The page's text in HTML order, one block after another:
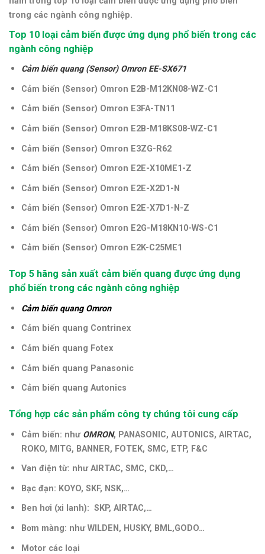
trong các ngành công nghiệp.
Top 10 loại cảm biến được ứng dụng phổ biến trong các
ngành công nghiệp
Cảm biến quang (Sensor) Omron EE-SX671
Cảm biến (Sensor) Omron E2B-M12KN08-WZ-C1
Cảm biến (Sensor) Omron E3FA-TN11
Cảm biến (Sensor) Omron E2B-M18KS08-WZ-C1
Cảm biến (Sensor) Omron E3ZG-R62
Cảm biến (Sensor) Omron E2E-X10ME1-Z
Cảm biến (Sensor) Omron E2E-X2D1-N
Cảm biến (Sensor) Omron E2E-X7D1-N-Z
Cảm biến (Sensor) Omron E2G-M18KN10-WS-C1
Cảm biến (Sensor) Omron E2K-C25ME1
Top 5 hãng sản xuất cảm biến quang được ứng dụng
phổ biến trong các ngành công nghiệp
Cảm biến quang Omron
Cảm biến quang Contrinex
Cảm biến quang Fotex
Cảm biến quang Panasonic
Cảm biến quang Autonics
Tổng hợp các sản phẩm công ty chúng tôi cung cấp
Cảm biến: như OMRON, PANASONIC, AUTONICS, AIRTAC,
ROKO, MITG, BANNER, FOTEK, SMC, ETP, F&C
Van điện từ: như AIRTAC, SMC, CKD,…
Bạc đạn: KOYO, SKF, NSK,…
Ben hơi (xi lanh): SKP, AIRTAC,…
Bơm màng: như WILDEN, HUSKY, BML,GODO…
Motor các loại